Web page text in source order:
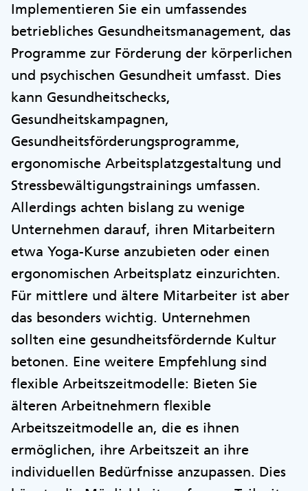
Implementieren Sie ein umfassendes
betriebliches Gesundheitsmanagement, das
Programme zur Förderung der körperlichen
und psychischen Gesundheit umfasst. Dies
kann Gesundheitschecks,
Gesundheitskampagnen,
Gesundheitsförderungsprogramme,
ergonomische Arbeitsplatzgestaltung und
Stressbewältigungstrainings umfassen.
Allerdings achten bislang zu wenige
Unternehmen darauf, ihren Mitarbeitern
etwa Yoga-Kurse anzubieten oder einen
ergonomischen Arbeitsplatz einzurichten.
Für mittlere und ältere Mitarbeiter ist aber
das besonders wichtig. Unternehmen
sollten eine gesundheitsfördernde Kultur
betonen. Eine weitere Empfehlung sind
flexible Arbeitszeitmodelle: Bieten Sie
älteren Arbeitnehmern flexible
Arbeitszeitmodelle an, die es ihnen
ermöglichen, ihre Arbeitszeit an ihre
individuellen Bedürfnisse anzupassen. Dies